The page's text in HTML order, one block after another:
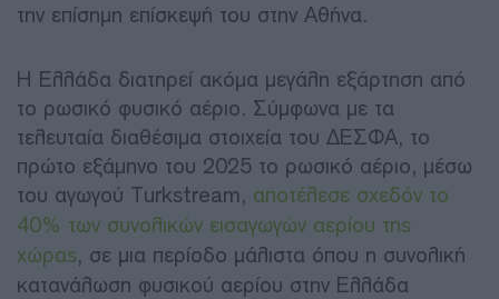
την επίσημη επίσκεψή του στην Αθήνα.
Η Ελλάδα διατηρεί ακόμα μεγάλη εξάρτηση από
το ρωσικό φυσικό αέριο. Σύμφωνα με τα
τελευταία διαθέσιμα στοιχεία του ΔΕΣΦΑ, το
πρώτο εξάμηνο του 2025 το ρωσικό αέριο, μέσω
του αγωγού Turkstream, αποτέλεσε σχεδόν το
40% των συνολικών εισαγωγών αερίου της
χώρας, σε μια περίοδο μάλιστα όπου η συνολική
κατανάλωση φυσικού αερίου στην Ελλάδα